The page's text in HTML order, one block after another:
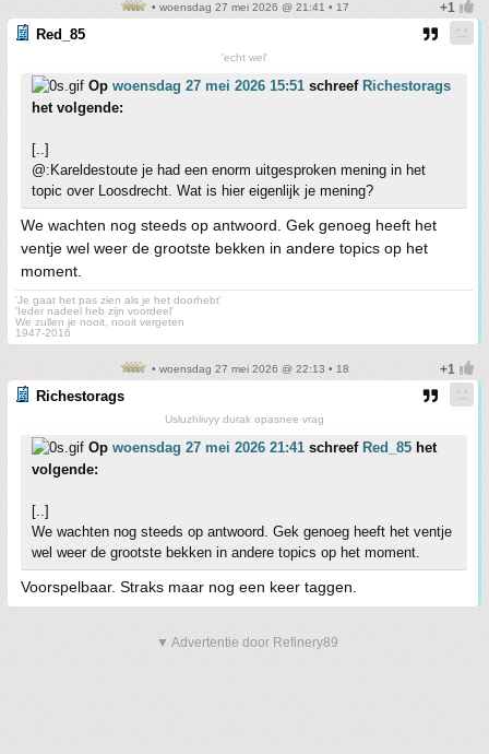
• woensdag 27 mei 2026 @ 21:41 • 17
Red_85
'echt wel'
Op woensdag 27 mei 2026 15:51 schreef Richestorags
het volgende:
[..]
@:Kareldestoute je had een enorm uitgesproken mening in het
topic over Loosdrecht. Wat is hier eigenlijk je mening?
We wachten nog steeds op antwoord. Gek genoeg heeft het
ventje wel weer de grootste bekken in andere topics op het
moment.
'Je gaat het pas zien als je het doorhebt'
'Ieder nadeel heb zijn voordeel'
We zullen je nooit, nooit vergeten
1947-2016
• woensdag 27 mei 2026 @ 22:13 • 18
Richestorags
Usluzhlivyy durak opasnee vrag
Op woensdag 27 mei 2026 21:41 schreef Red_85 het
volgende:
[..]
We wachten nog steeds op antwoord. Gek genoeg heeft het ventje
wel weer de grootste bekken in andere topics op het moment.
Voorspelbaar. Straks maar nog een keer taggen.
▼ Advertentie door Refinery89